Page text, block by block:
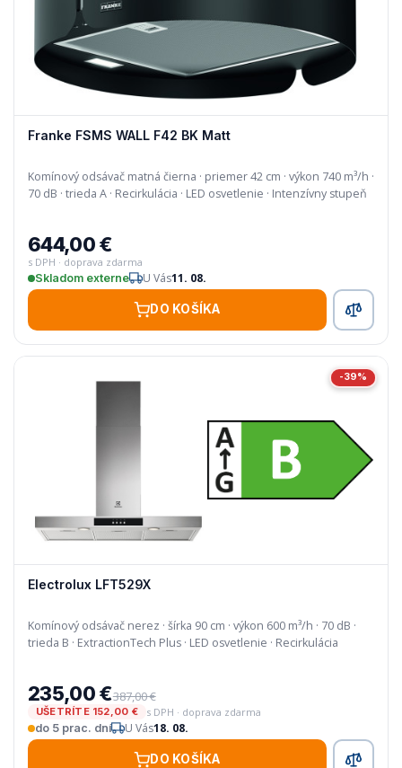
Franke FSMS WALL F42 BK Matt
Komínový odsávač matná čierna · priemer 42 cm · výkon 740 m³/h ·
70 dB · trieda A · Recirkulácia · LED osvetlenie · Intenzívny stupeň
644,00 €
s DPH · doprava zdarma
Skladom externe
U Vás11. 08.
DO KOŠÍKA
-39%
Electrolux LFT529X
Komínový odsávač nerez · šírka 90 cm · výkon 600 m³/h · 70 dB ·
trieda B · ExtractionTech Plus · LED osvetlenie · Recirkulácia
235,00 €387,00 €
UŠETRÍTE 152,00 €
s DPH · doprava zdarma
do 5 prac. dní
U Vás18. 08.
DO KOŠÍKA